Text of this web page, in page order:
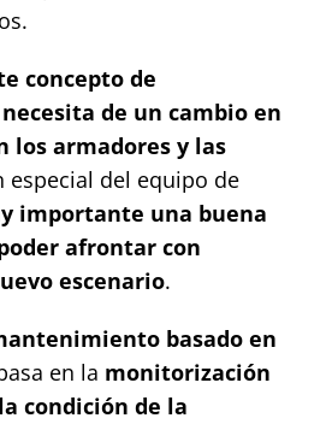
concepto de
de un cambio en
los armadores y las
especial del equipo de
importante una buena
afrontar con
escenario.
basado en
en la monitorización
condición de la